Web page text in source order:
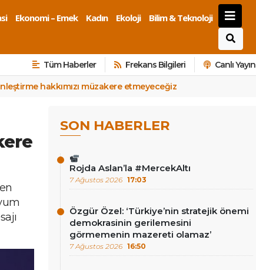
Ekonomi – Emek Kadın Ekoloji
Bilim & Teknoloji
Tüm Haberler Frekans Bilgileri Canlı Yayın
hakkımızı müzakere etmeyeceğiz
SON HABERLER
Rojda Aslan’la #MercekAltı
7 Ağustos 2026 17:03
Özgür Özel: ‘Türkiye’nin stratejik önemi
demokrasinin gerilemesini
görmemenin mazereti olamaz’
7 Ağustos 2026 16:50